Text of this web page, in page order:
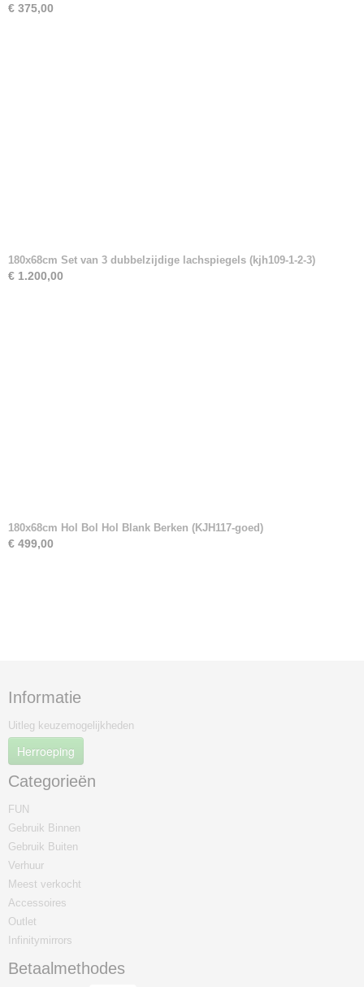
€ 375,00
180x68cm Set van 3 dubbelzijdige lachspiegels (kjh109-1-2-3)
€ 1.200,00
180x68cm Hol Bol Hol Blank Berken (KJH117-goed)
€ 499,00
Informatie
Uitleg keuzemogelijkheden
Herroeping
Categorieën
FUN
Gebruik Binnen
Gebruik Buiten
Verhuur
Meest verkocht
Accessoires
Outlet
Infinitymirrors
Betaalmethodes